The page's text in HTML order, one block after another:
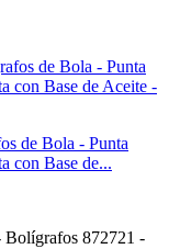
de Bola - Punta
con Base de...
Bolígrafos 872721 -